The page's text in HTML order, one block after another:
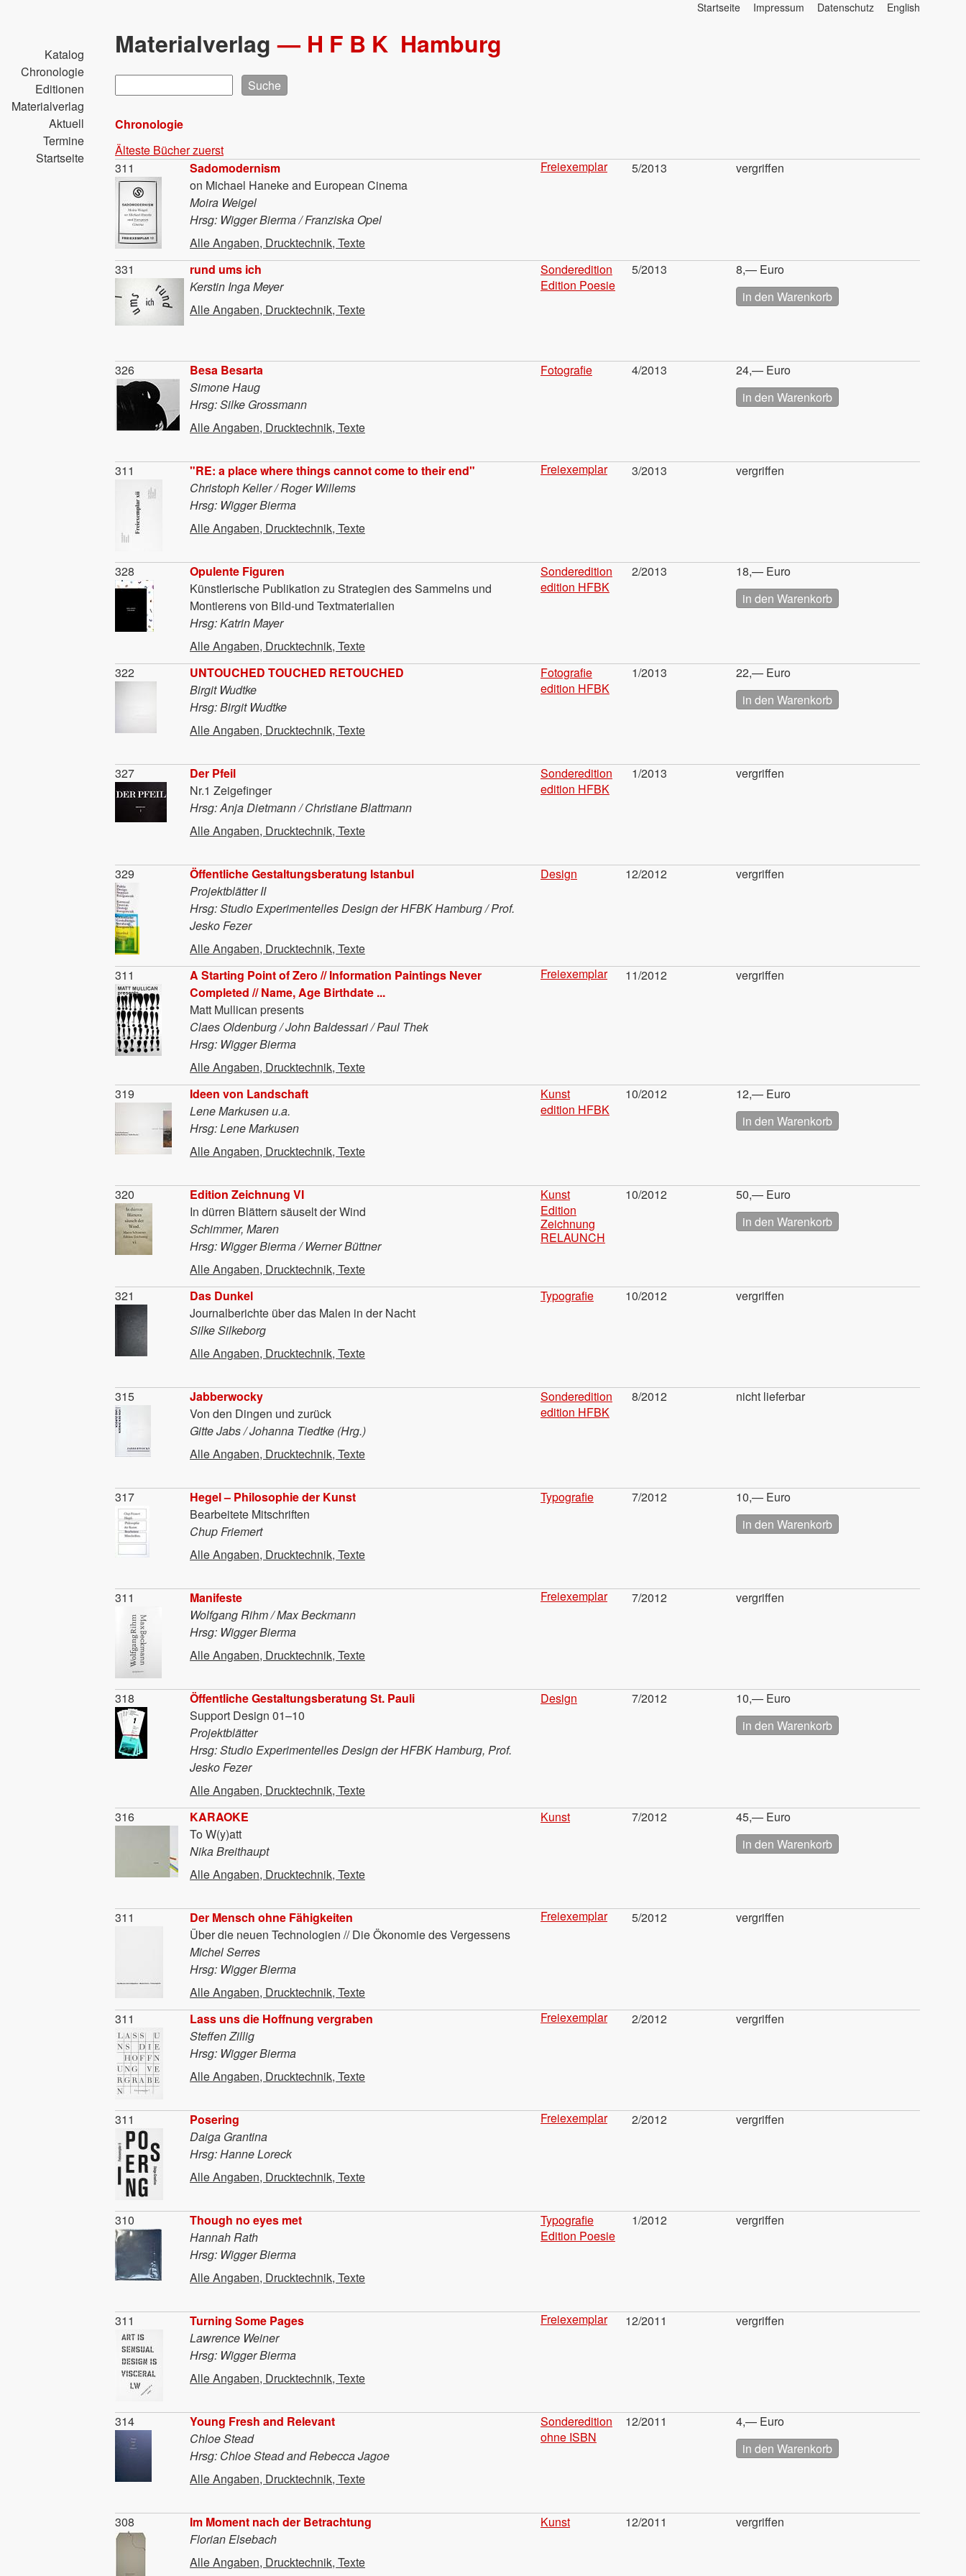
Menü
Katalog
Chronologie
Editionen
Materialverlag
Aktuell
Termine
Startseite
Startseite Impressum Datenschutz English
Materialverlag— HFBK Hamburg
Chronologie
Älteste Bücher zuerst
Sadomodernism
on Michael Haneke and European Cinema
Material
311
Moira Weigel
Hrsg: Wigger Bierma / Franziska Opel
Alle Angaben, Drucktechnik, Texte
Freiexemplar 5/2013 vergriffen
rund ums ich
Material
331
Kerstin Inga Meyer
Alle Angaben, Drucktechnik, Texte
Sonderedition
Edition Poesie
5/2013 8,— Euro
Besa Besarta
Material
326
Simone Haug
Hrsg: Silke Grossmann
Alle Angaben, Drucktechnik, Texte
Fotografie 4/2013 24,— Euro
"RE: a place where things cannot come to their end"
Material
311
Christoph Keller / Roger Willems
Hrsg: Wigger Bierma
Alle Angaben, Drucktechnik, Texte
Freiexemplar 3/2013 vergriffen
Opulente Figuren
Künstlerische Publikation zu Strategien des Sammelns und
Montierens von Bild-und Textmaterialien
Material
328
Hrsg: Katrin Mayer
Alle Angaben, Drucktechnik, Texte
Sonderedition
edition HFBK
2/2013 18,— Euro
UNTOUCHED TOUCHED RETOUCHED
Material
322
Birgit Wudtke
Hrsg: Birgit Wudtke
Alle Angaben, Drucktechnik, Texte
Fotografie
edition HFBK
1/2013 22,— Euro
Der Pfeil
Nr.1 Zeigefinger
Material
327
Hrsg: Anja Dietmann / Christiane Blattmann
Alle Angaben, Drucktechnik, Texte
Sonderedition
edition HFBK
1/2013 vergriffen
Öffentliche Gestaltungsberatung Istanbul
Material
329
Projektblätter II
Hrsg: Studio Experimentelles Design der HFBK Hamburg / Prof.
Jesko Fezer
Alle Angaben, Drucktechnik, Texte
Design 12/2012 vergriffen
A Starting Point of Zero // Information Paintings Never
Completed // Name, Age Birthdate ...
Matt Mullican presents
Material
311
Claes Oldenburg / John Baldessari / Paul Thek
Hrsg: Wigger Bierma
Alle Angaben, Drucktechnik, Texte
Freiexemplar 11/2012 vergriffen
Ideen von Landschaft
Material
319
Lene Markusen u.a.
Hrsg: Lene Markusen
Alle Angaben, Drucktechnik, Texte
Kunst
edition HFBK
10/2012 12,— Euro
Edition Zeichnung VI
In dürren Blättern säuselt der Wind
Material
320
Schimmer, Maren
Hrsg: Wigger Bierma / Werner Büttner
Alle Angaben, Drucktechnik, Texte
Kunst
Edition
Zeichnung
RELAUNCH
10/2012 50,— Euro
Das Dunkel
Journalberichte über das Malen in der Nacht
Material
321
Silke Silkeborg
Alle Angaben, Drucktechnik, Texte
Typografie 10/2012 vergriffen
Jabberwocky
Von den Dingen und zurück
Material
315
Gitte Jabs / Johanna Tiedtke (Hrg.)
Alle Angaben, Drucktechnik, Texte
Sonderedition
edition HFBK
8/2012 nicht lieferbar
Hegel – Philosophie der Kunst
Bearbeitete Mitschriften
Material
317
Chup Friemert
Alle Angaben, Drucktechnik, Texte
Typografie 7/2012 10,— Euro
Manifeste
Material
311
Wolfgang Rihm / Max Beckmann
Hrsg: Wigger Bierma
Alle Angaben, Drucktechnik, Texte
Freiexemplar 7/2012 vergriffen
Öffentliche Gestaltungsberatung St. Pauli
Support Design 01–10
Material
318
Projektblätter
Hrsg: Studio Experimentelles Design der HFBK Hamburg, Prof.
Jesko Fezer
Alle Angaben, Drucktechnik, Texte
Design 7/2012 10,— Euro
KARAOKE
To W(y)att
Material
316
Nika Breithaupt
Alle Angaben, Drucktechnik, Texte
Kunst 7/2012 45,— Euro
Der Mensch ohne Fähigkeiten
Über die neuen Technologien // Die Ökonomie des Vergessens
Material
311
Michel Serres
Hrsg: Wigger Bierma
Alle Angaben, Drucktechnik, Texte
Freiexemplar 5/2012 vergriffen
Lass uns die Hoffnung vergraben
Material
311
Steffen Zillig
Hrsg: Wigger Bierma
Alle Angaben, Drucktechnik, Texte
Freiexemplar 2/2012 vergriffen
Posering
Material
311
Daiga Grantina
Hrsg: Hanne Loreck
Alle Angaben, Drucktechnik, Texte
Freiexemplar 2/2012 vergriffen
Though no eyes met
Material
310
Hannah Rath
Hrsg: Wigger Bierma
Alle Angaben, Drucktechnik, Texte
Typografie
Edition Poesie
1/2012 vergriffen
Turning Some Pages
Material
311
Lawrence Weiner
Hrsg: Wigger Bierma
Alle Angaben, Drucktechnik, Texte
Freiexemplar 12/2011 vergriffen
Young Fresh and Relevant
Material
314
Chloe Stead
Hrsg: Chloe Stead and Rebecca Jagoe
Alle Angaben, Drucktechnik, Texte
Sonderedition
ohne ISBN
12/2011 4,— Euro
Im Moment nach der Betrachtung
Material
308
Florian Elsebach
Alle Angaben, Drucktechnik, Texte
Kunst 12/2011 vergriffen